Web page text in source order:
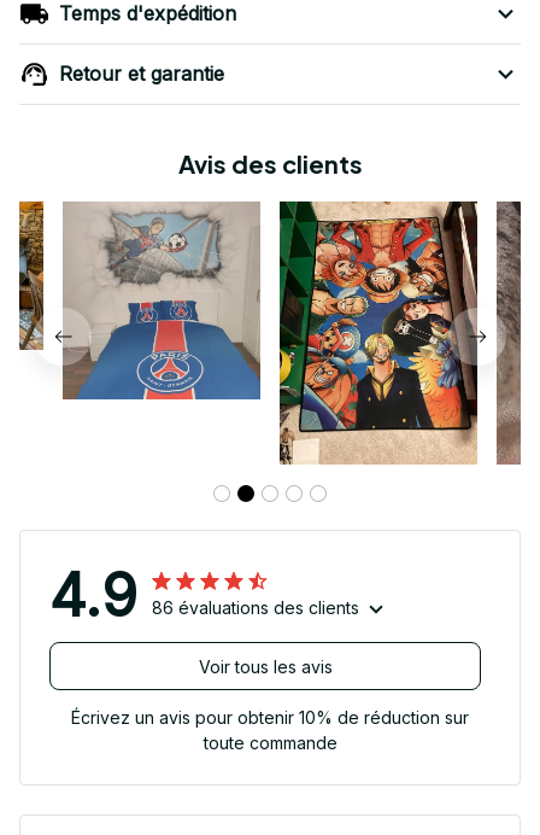
Temps d'expédition
Retour et garantie
Avis des clients
4.9 86 évaluations des clients
Voir tous les avis
Écrivez un avis pour obtenir 10% de réduction sur
toute commande